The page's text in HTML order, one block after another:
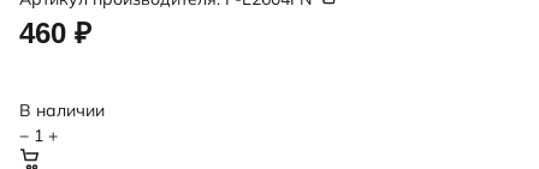
460 ₽
В наличии
− 1 +